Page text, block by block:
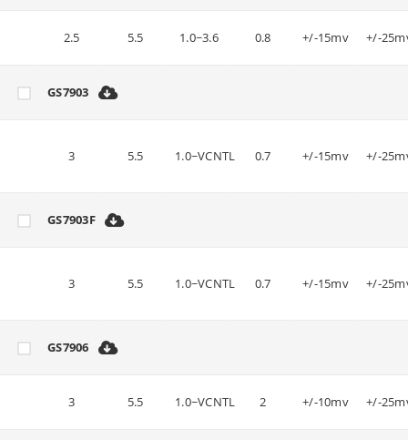
2.5 5.5 1.0~3.6 0.8 +/-15mv +/-
GS7903
3 5.5 1.0~VCNTL 0.7 +/-15mv +/-
GS7903F
3 5.5 1.0~VCNTL 0.7 +/-15mv +/-
GS7906
3 5.5 1.0~VCNTL 2 +/-10mv +/-